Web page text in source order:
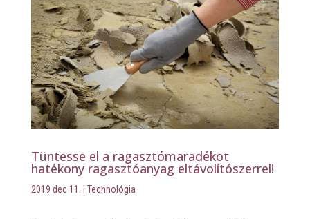
Tüntesse el a ragasztómaradékot
hatékony ragasztóanyag eltávolítószerrel!
2019 dec 11. Technológia